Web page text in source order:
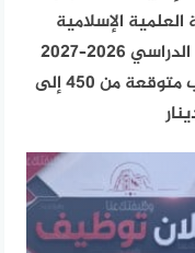
العلمية الإسلامية
للعام الدراسي 2026–2027
برواتب متوقعة من 450 إلى